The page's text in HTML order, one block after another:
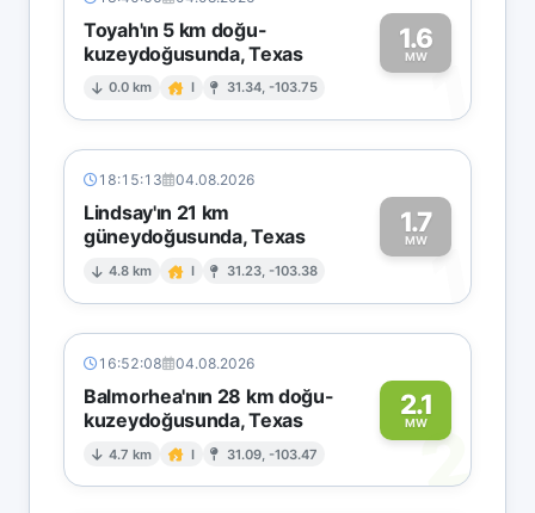
Toyah'ın 5 km doğu-
kuzeydoğusunda, Texas
0.0 km I 31.34, -103.75
1.6
MW1
18:15:13 04.08.2026
Lindsay'ın 21 km
güneydoğusunda, Texas
4.8 km I 31.23, -103.38
1.7
MW1
16:52:08 04.08.2026
Balmorhea'nın 28 km doğu-
kuzeydoğusunda, Texas
4.7 km I 31.09, -103.47
2.1
MW2